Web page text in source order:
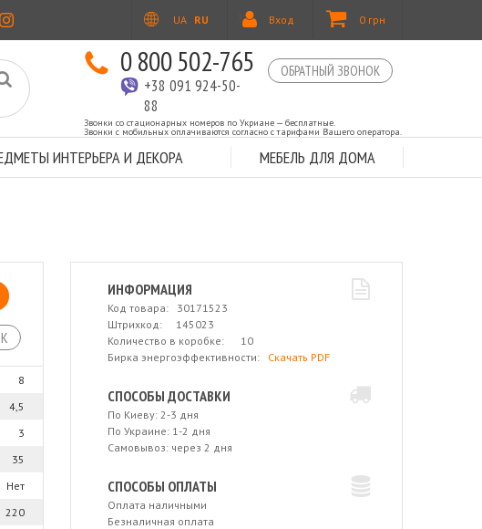
0 грн
Вход
UA RU
0 800 502-765 ОБРАТНЫЙ ЗВОНОК
+38 091 924-50-
88
Звонки со стационарных номеров по Укриане — бесплатные.
Звонки с мобильных оплачиваются согласно с тарифами Вашего оператора.
ИНТЕРЬЕРА И ДЕКОРА МЕБЕЛЬ ДЛЯ ДОМА
8
4,5
3
35
Нет
220
ИНФОРМАЦИЯ
Код товара: 30171523
Штрихкод: 145023
Количество в коробке: 10
Бирка энергоэффективности: Скачать PDF
СПОСОБЫ ДОСТАВКИ
По Киеву: 2-3 дня
По Украине: 1-2 дня
Самовывоз: через 2 дня
СПОСОБЫ ОПЛАТЫ
Оплата наличными
Безналичная оплата